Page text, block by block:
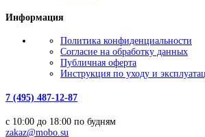
Информация
Политика конфиденциальности
Согласие на обработку данных
Публичная оферта
Инструкция по уходу и
7 (495) 487-12-87
с 10:00 до 18:00 по будням
zakaz@mobo.su